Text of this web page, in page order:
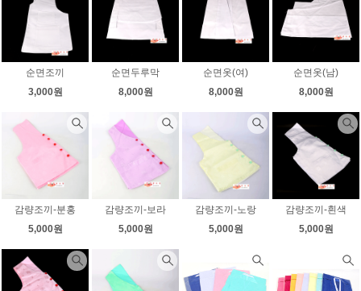
순면조끼
3,000원
순면두루막
8,000원
순면옷(여)
8,000원
순면옷(남)
8,000원
감량조끼-분홍
5,000원
감량조끼-보라
5,000원
감량조끼-노랑
5,000원
감량조끼-흰색
5,000원